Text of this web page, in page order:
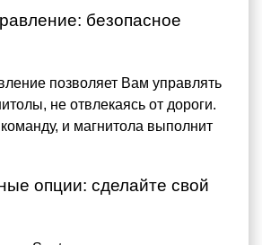
безопасное
позволяет Вам управлять
не отвлекаясь от дороги.
и магнитола выполнит
опции: сделайте свой